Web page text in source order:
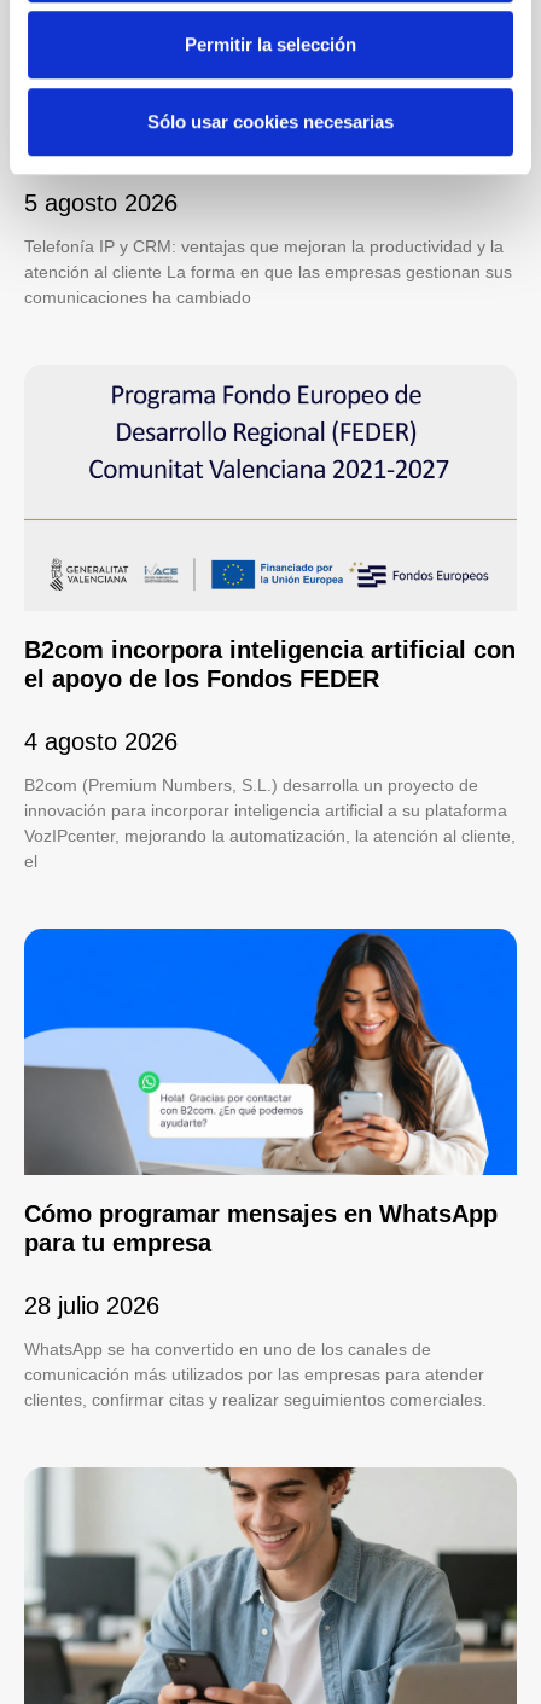
Permitir la selección
Sólo usar cookies necesarias
Beneficios de integrar la telefonía IP con
5 agosto 2026
Telefonía IP y CRM: ventajas que mejoran la productividad y la
atención al cliente La forma en que las empresas gestionan sus
comunicaciones ha cambiado
B2com incorpora inteligencia artificial con
el apoyo de los Fondos FEDER
4 agosto 2026
B2com (Premium Numbers, S.L.) desarrolla un proyecto de
innovación para incorporar inteligencia artificial a su plataforma
VozIPcenter, mejorando la automatización, la atención al cliente,
el
Cómo programar mensajes en WhatsApp
para tu empresa
28 julio 2026
WhatsApp se ha convertido en uno de los canales de
comunicación más utilizados por las empresas para atender
clientes, confirmar citas y realizar seguimientos comerciales.